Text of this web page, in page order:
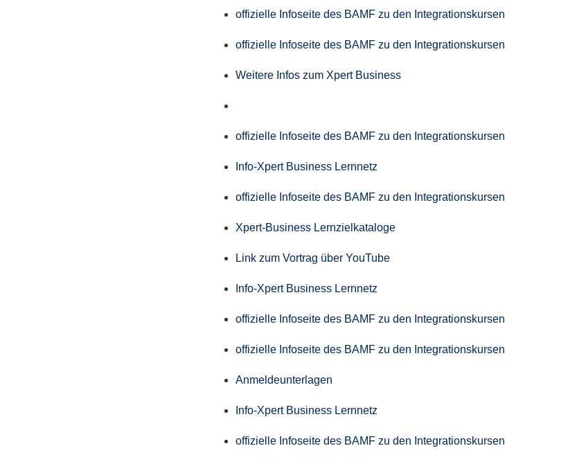
offizielle Infoseite des BAMF zu den Integrationskursen
offizielle Infoseite des BAMF zu den Integrationskursen
Weitere Infos zum Xpert Business
offizielle Infoseite des BAMF zu den Integrationskursen
Info-Xpert Business Lernnetz
offizielle Infoseite des BAMF zu den Integrationskursen
Xpert-Business Lernzielkataloge
Link zum Vortrag über YouTube
Info-Xpert Business Lernnetz
offizielle Infoseite des BAMF zu den Integrationskursen
offizielle Infoseite des BAMF zu den Integrationskursen
Anmeldeunterlagen
Info-Xpert Business Lernnetz
offizielle Infoseite des BAMF zu den Integrationskursen